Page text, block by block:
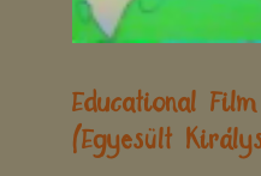
Educational
(Egyesült